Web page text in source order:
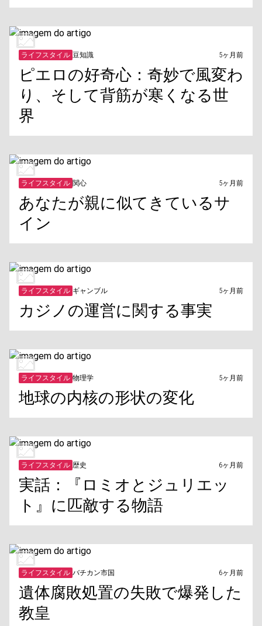
ライフスタイル 豆知識 5ヶ月前
ピエロの好奇心：奇妙で風変わ
り、そして背筋が寒くなる世
界
ライフスタイル 関心 5ヶ月前
あなたが親に似てきているサ
イン
ライフスタイル ギャンブル 5ヶ月前
カジノの運営に関する事実
ライフスタイル 物理学 5ヶ月前
地球の内核の形状の変化
ライフスタイル 歴史 6ヶ月前
実話：『ロミオとジュリエッ
ト』に匹敵する物語
ライフスタイル バチカン市国 6ヶ月前
遺体腐敗処置の失敗で爆発した
教皇